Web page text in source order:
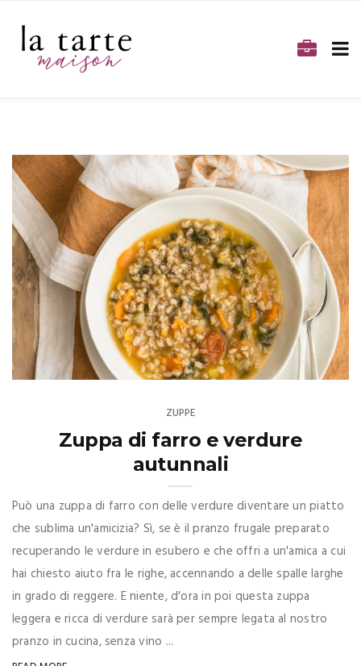
ZUPPE
Zuppa di farro e verdure
autunnali
Può una zuppa di farro con delle verdure diventare un piatto
che sublima un'amicizia? Sì, se è il pranzo frugale preparato
recuperando le verdure in esubero e che offri a un'amica a cui
hai chiesto aiuto fra le righe, accennando a delle spalle larghe
in grado di reggere. E niente, d'ora in poi questa zuppa
leggera e ricca di verdure sarà per sempre legata al nostro
pranzo in cucina, senza vino ...